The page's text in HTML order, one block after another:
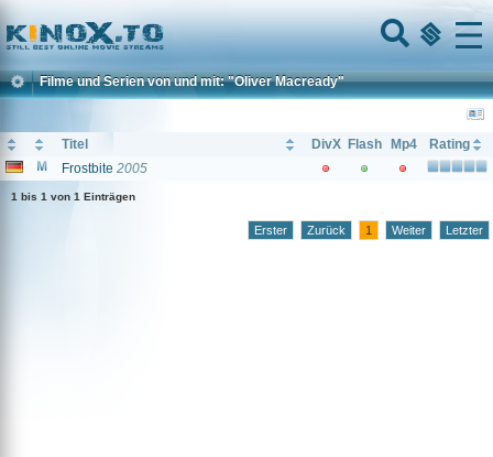
Home
Menu
Filme und Serien von und mit: "Oliver Macready"
Titel DivX Flash Mp4
Rating
Frostbite 2005
1 bis 1 von 1 Einträgen
Erster Zurück 1 Weiter Letzter